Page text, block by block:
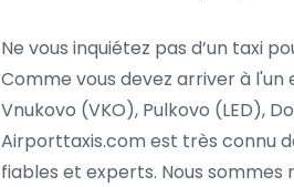
Ne vous inquiétez pas d’un taxi
Comme vous devez arriver à
Vnukovo (VKO), Pulkovo (LED),
Airporttaxis.com est très connu
fiables et experts. Nous